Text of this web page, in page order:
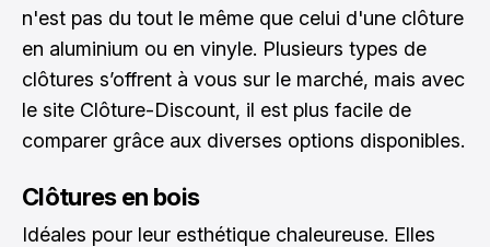
n'est pas du tout le même que celui d'une clôture
en aluminium ou en vinyle. Plusieurs types de
clôtures s’offrent à vous sur le marché, mais avec
le site Clôture-Discount, il est plus facile de
comparer grâce aux diverses options disponibles.
Clôtures en bois
Idéales pour leur esthétique chaleureuse. Elles